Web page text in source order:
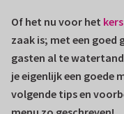
Of het nu voor het
zaak is; met een goed
gasten al te
je eigenlijk een goede
volgende tips en